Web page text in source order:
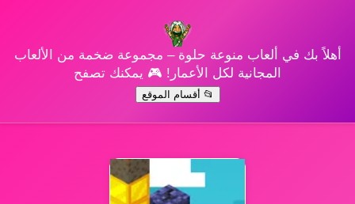
أهلاً بك في ألعاب منوعة حلوة – مجموعة ضخمة من الألعاب
المجانية لكل الأعمار! 🎮 يمكنك تصفح
📂 أقسام الموقع